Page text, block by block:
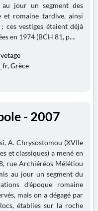
jour un segment des
et romaine tardive, ainsi
ces vestiges étaient déjà
en 1974 (BCH 81, p....
Grèce
- 2007
A. Chrysostomou (XVIIe
et classiques) a mené en
rue Archiéréos Mélétiou
au jour un segment du
d’époque romaine
mais on a dégagé par
établies sur la roche